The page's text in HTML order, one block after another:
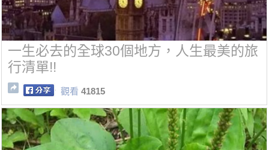
一生必去的全球30個地方，人生最美的旅
行清單!!
觀看 41815